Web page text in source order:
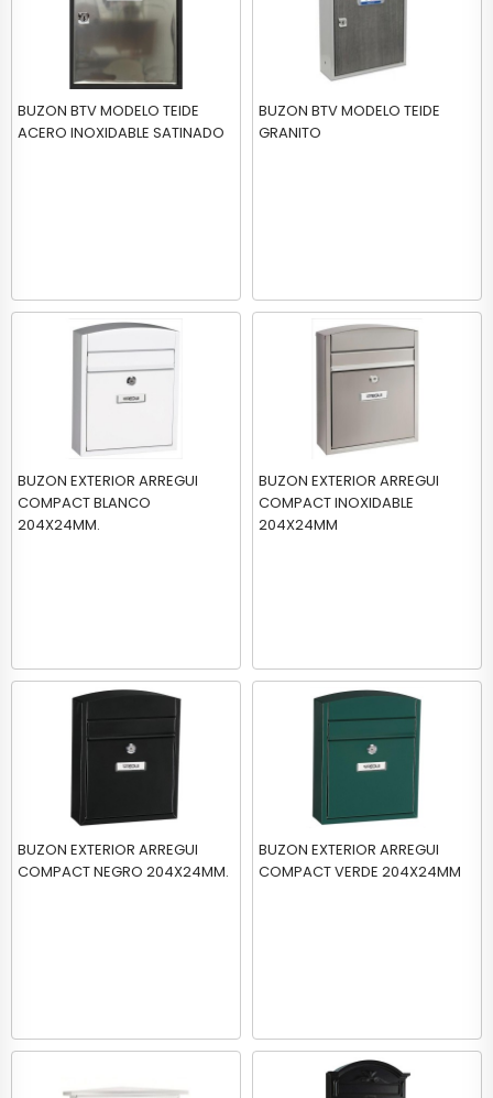
BUZON BTV MODELO TEIDE
ACERO INOXIDABLE SATINADO
BUZON BTV MODELO TEIDE
GRANITO
BUZON EXTERIOR ARREGUI
COMPACT BLANCO
204X24MM.
BUZON EXTERIOR ARREGUI
COMPACT INOXIDABLE
204X24MM
BUZON EXTERIOR ARREGUI
COMPACT NEGRO 204X24MM.
BUZON EXTERIOR ARREGUI
COMPACT VERDE 204X24MM